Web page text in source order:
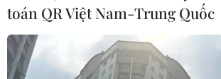
toán QR Việt Nam-Trung Quốc